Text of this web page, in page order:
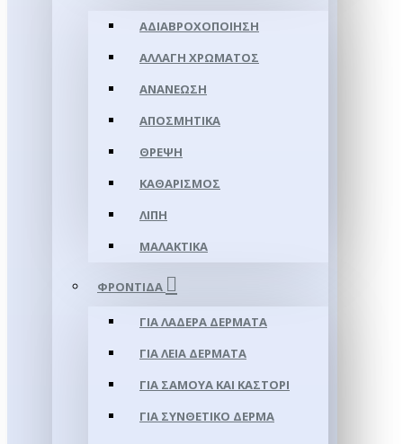
ΑΔΙΑΒΡΟΧΟΠΟΊΗΣΗ
ΑΛΛΑΓΉ ΧΡΏΜΑΤΟΣ
ΑΝΑΝΈΩΣΗ
ΑΠΟΣΜΗΤΙΚΆ
ΘΡΈΨΗ
ΚΑΘΑΡΙΣΜΌΣ
ΛΊΠΗ
ΜΑΛΑΚΤΙΚΆ
ΦΡΟΝΤΊΔΑ
ΓΙΑ ΛΑΔΕΡΆ ΔΈΡΜΑΤΑ
ΓΙΑ ΛΕΊΑ ΔΈΡΜΑΤΑ
ΓΙΑ ΣΑΜΟΥΑ ΚΑΙ ΚΑΣΤΌΡΙ
ΓΙΑ ΣΥΝΘΕΤΙΚΌ ΔΈΡΜΑ